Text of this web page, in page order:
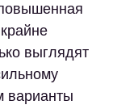
выглядят
варианты